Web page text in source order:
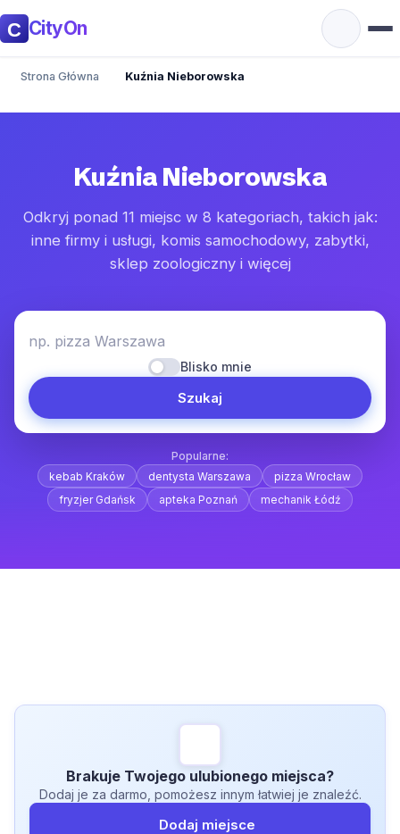
CityOn
Strona Główna Kuźnia Nieborowska
Kuźnia Nieborowska
Odkryj ponad 11 miejsc w 8 kategoriach, takich jak:
inne firmy i usługi, komis samochodowy, zabytki,
sklep zoologiczny i więcej
np. pizza Warszawa
Blisko mnie
Szukaj
Popularne:
kebab Kraków
dentysta Warszawa
pizza Wrocław
fryzjer Gdańsk
apteka Poznań mechanik Łódź
Brakuje Twojego ulubionego miejsca?
Dodaj je za darmo, pomożesz innym łatwiej je znaleźć.
Dodaj miejsce